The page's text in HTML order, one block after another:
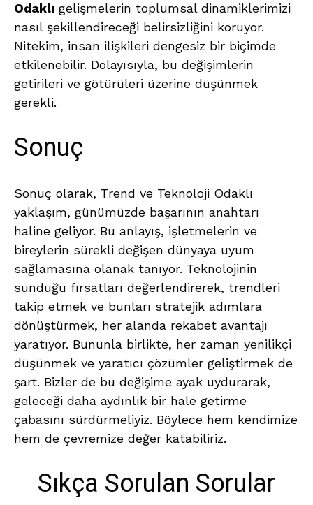
Odaklı gelişmelerin toplumsal dinamiklerimizi
nasıl şekillendireceği belirsizliğini koruyor.
Nitekim, insan ilişkileri dengesiz bir biçimde
etkilenebilir. Dolayısıyla, bu değişimlerin
getirileri ve götürüleri üzerine düşünmek
gerekli.
Sonuç
Sonuç olarak, Trend ve Teknoloji Odaklı
yaklaşım, günümüzde başarının anahtarı
haline geliyor. Bu anlayış, işletmelerin ve
bireylerin sürekli değişen dünyaya uyum
sağlamasına olanak tanıyor. Teknolojinin
sunduğu fırsatları değerlendirerek, trendleri
takip etmek ve bunları stratejik adımlara
dönüştürmek, her alanda rekabet avantajı
yaratıyor. Bununla birlikte, her zaman yenilikçi
düşünmek ve yaratıcı çözümler geliştirmek de
şart. Bizler de bu değişime ayak uydurarak,
geleceği daha aydınlık bir hale getirme
çabasını sürdürmeliyiz. Böylece hem kendimize
hem de çevremize değer katabiliriz.
Sıkça Sorulan Sorular